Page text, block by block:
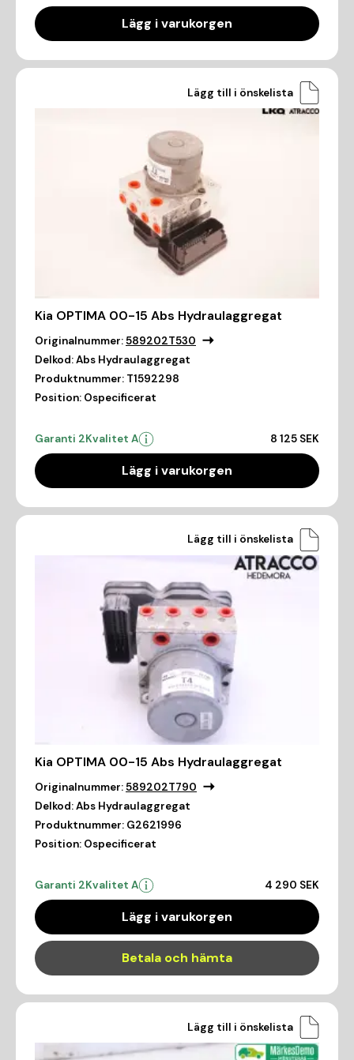
Lägg i varukorgen
Lägg till i önskelista
Kia OPTIMA 00-15 Abs Hydraulaggregat
Originalnummer:589202T530
Delkod:Abs Hydraulaggregat
Produktnummer: T1592298
Position: Ospecificerat
Garanti 2Kvalitet A 8 125 SEK
Lägg i varukorgen
Lägg till i önskelista
Kia OPTIMA 00-15 Abs Hydraulaggregat
Originalnummer:589202T790
Delkod:Abs Hydraulaggregat
Produktnummer: G2621996
Position: Ospecificerat
Garanti 2Kvalitet A 4 290 SEK
Lägg i varukorgen
Betala och hämta
Lägg till i önskelista